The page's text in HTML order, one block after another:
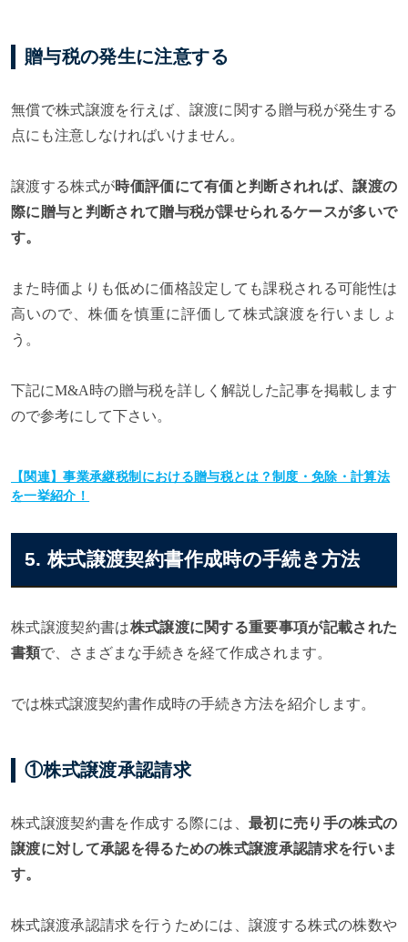
贈与税の発生に注意する
無償で株式譲渡を行えば、譲渡に関する贈与税が発生する
点にも注意しなければいけません。
譲渡する株式が時価評価にて有価と判断されれば、譲渡の
際に贈与と判断されて贈与税が課せられるケースが多いで
す。
また時価よりも低めに価格設定しても課税される可能性は
高いので、株価を慎重に評価して株式譲渡を行いましょ
う。
下記にM&A時の贈与税を詳しく解説した記事を掲載します
ので参考にして下さい。
【関連】事業承継税制における贈与税とは？制度・免除・計算法
を一挙紹介！
5. 株式譲渡契約書作成時の手続き方法
株式譲渡契約書は株式譲渡に関する重要事項が記載された
書類で、さまざまな手続きを経て作成されます。
では株式譲渡契約書作成時の手続き方法を紹介します。
①株式譲渡承認請求
株式譲渡契約書を作成する際には、最初に売り手の株式の
譲渡に対して承認を得るための株式譲渡承認請求を行いま
す。
株式譲渡承認請求を行うためには、譲渡する株式の株数や